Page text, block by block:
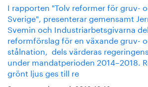
I rapporten "Tolv reformer för gruv-
Sverige", presenterar gemensamt
Svemin och Industriarbetsgivarna
reformförslag för en växande gruv-
stålnation, dels värderas
under mandatperioden 2014–2018.
grönt ljus ges till re